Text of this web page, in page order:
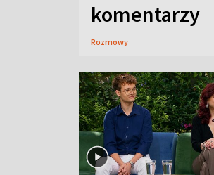
komentarzy
Rozmowy